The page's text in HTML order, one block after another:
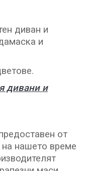
диван и
и
дивани и
от
на нашето време